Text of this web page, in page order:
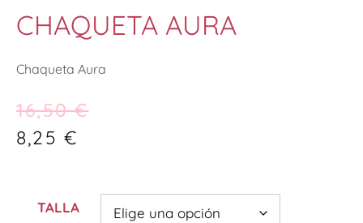
CHAQUETA AURA
Chaqueta Aura
16,50€
8,25 €
TALLA